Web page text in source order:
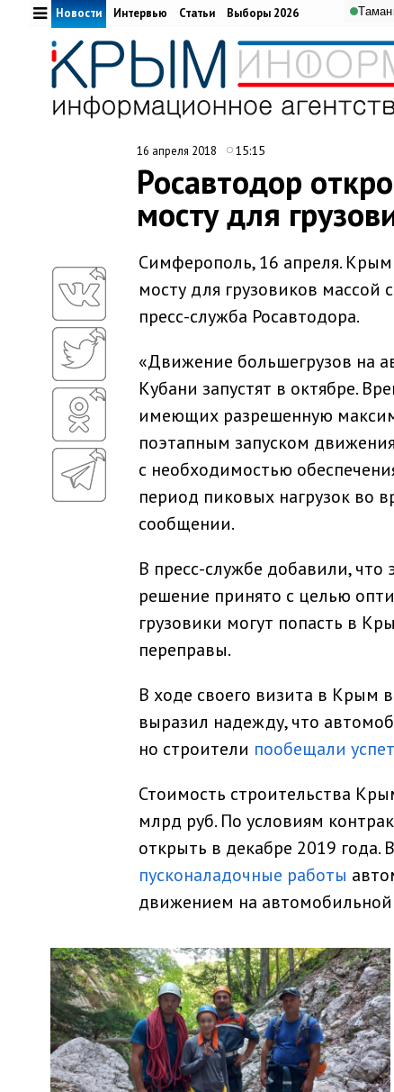
Новости Интервью Статьи Выборы 2026
16 апреля 2018 15:15
Росавтодор
мосту для
Симферополь, 16 апреля.
мосту для грузовиков
пресс-служба Росавтодора.
«Движение большегрузов на
Кубани запустят в октябре.
имеющих разрешенную
поэтапным запуском
с необходимостью
период пиковых нагрузок во
сообщении.
В пресс-службе добавили, что
решение принято с целью
грузовики могут попасть в
переправы.
В ходе своего визита в Крым
выразил надежду, что
но строители пообещали
Стоимость строительства
млрд руб. По условиям
открыть в декабре 2019
пусконаладочные работы
движением на автомобильной